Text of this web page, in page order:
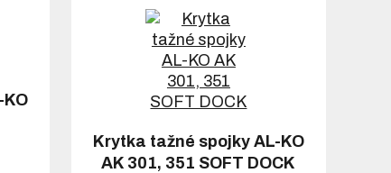
Krytka tažné spojky AL-KO
AK 301, 351 SOFT DOCK